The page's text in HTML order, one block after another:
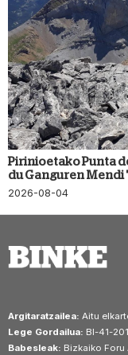
Pirinioetako Punta
du Ganguren Mendi
2026-08-04
Argitaratzailea: Aitu
Lege Gordailua: BI-41-
Babesleak: Bizkaiko